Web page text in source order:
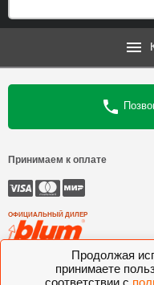
Продолжая
принимаете
соответствии с
Принимаем к оплате
ОФИЦИАЛЬНЫЙ ДИЛЕР
Интеркомплект, 2006—2026
Комлектующие для мебели